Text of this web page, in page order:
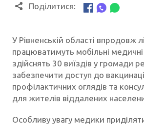
Поділитися:
У Рівненській області впродовж
працюватимуть мобільні
здійснять 30 виїздів у громади
забезпечити доступ до
профілактичних оглядів та
для жителів віддалених
Особливу увагу медики